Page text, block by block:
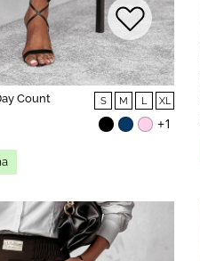
Count
S M L XL
+1